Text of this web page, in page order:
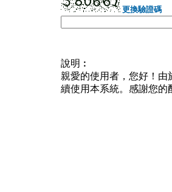
更換驗證碼
說明︰
親愛的使用者，您好！
續使用本系統。感謝您的